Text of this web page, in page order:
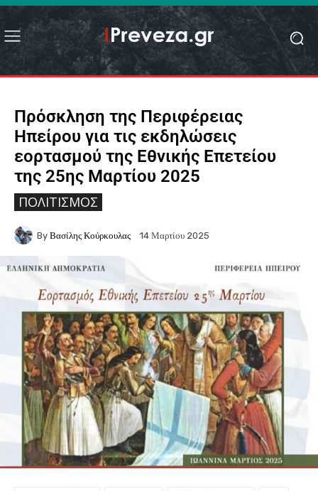
Πρόσκληση της Περιφέρειας
Ηπείρου για τις εκδηλώσεις
εορτασμού της Εθνικής Επετείου
της 25ης Μαρτίου 2025
ΠΟΛΙΤΙΣΜΌΣ
By Βασίλης Κούρκουλας 14 Μαρτίου 2025